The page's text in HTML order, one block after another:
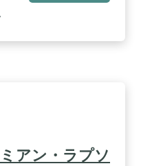
ミアン・ラプソ